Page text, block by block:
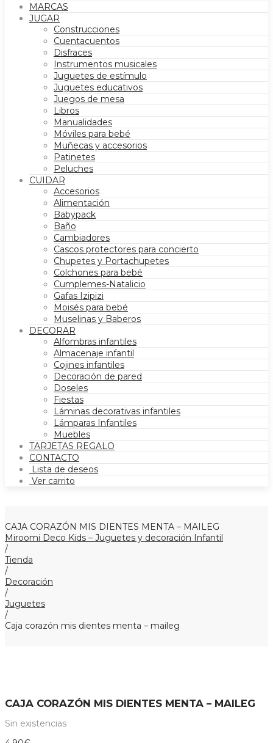
MARCAS
JUGAR
Construcciones
Cuentacuentos
Disfraces
Instrumentos musicales
Juguetes de estímulo
Juguetes educativos
Juegos de mesa
Libros
Manualidades
Móviles para bebé
Muñecas y accesorios
Patinetes
Peluches
CUIDAR
Accesorios
Alimentación
Babypack
Baño
Cambiadores
Cascos protectores para concierto
Chupetes y Portachupetes
Colchones para bebé
Cumplemes-Natalicio
Gafas Izipizi
Moisés para bebé
Muselinas y Baberos
DECORAR
Alfombras infantiles
Almacenaje infantil
Cojines infantiles
Decoración de pared
Doseles
Fiestas
Láminas decorativas infantiles
Lámparas Infantiles
Muebles
TARJETAS REGALO
CONTACTO
Lista de deseos
Ver carrito
CAJA CORAZÓN MIS DIENTES MENTA – MAILEG
Miroomi Deco Kids – Juguetes y decoración Infantil
/
Tienda
/
Decoración
/
Juguetes
/
Caja corazón mis dientes menta – maileg
CAJA CORAZÓN MIS DIENTES MENTA – MAILEG
Sin existencias